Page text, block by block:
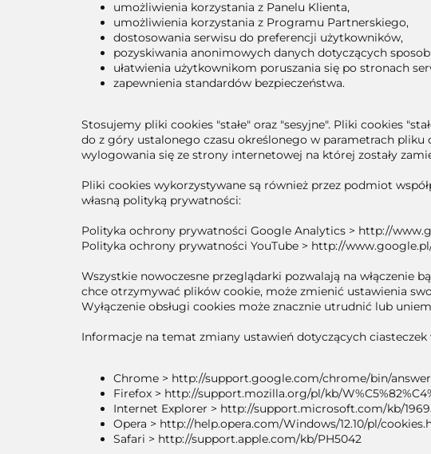
umożliwienia korzystania z Panelu Klienta,
umożliwienia korzystania z Programu Partnerskiego,
dostosowania serwisu do preferencji użytkowników,
pozyskiwania anonimowych danych dotyczących
ułatwienia użytkownikom poruszania się po stronach
zapewnienia standardów bezpieczeństwa.
Stosujemy pliki cookies "stałe" oraz "sesyjne". Pliki cookies
do z góry ustalonego czasu określonego w parametrach
wylogowania się ze strony internetowej na której zostały
Pliki cookies wykorzystywane są również przez podmiot
własną polityką prywatności:
Polityka ochrony prywatności Google Analytics > http://
Polityka ochrony prywatności YouTube > http://
Wszystkie nowoczesne przeglądarki pozwalają na włączenie
chce otrzymywać plików cookie, może zmienić ustawienia
Wyłączenie obsługi cookies może znacznie utrudnić lub
Informacje na temat zmiany ustawień dotyczących
Chrome > http://support.google.com/chrome/bin/
Firefox > http://support.mozilla.org/pl/kb/
Internet Explorer > http://support.microsoft.com/kb/
Opera > http://help.opera.com/Windows/12.10/pl/
Safari > http://support.apple.com/kb/PH5042